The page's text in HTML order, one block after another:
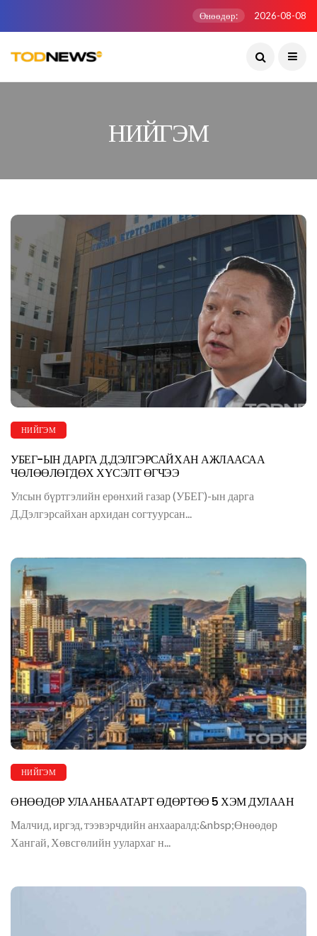
Өнөөдөр: 2026-08-08
НИЙГЭМ
НИЙГЭМ
УБЕГ-ЫН ДАРГА Д.ДЭЛГЭРСАЙХАН АЖЛААСАА
ЧӨЛӨӨЛӨГДӨХ ХҮСЭЛТ ӨГЧЭЭ
Улсын бүртгэлийн ерөнхий газар (УБЕГ)-ын дарга
Д.Дэлгэрсайхан архидан согтуурсан...
НИЙГЭМ
ӨНӨӨДӨР УЛААНБААТАРТ ӨДӨРТӨӨ 5 ХЭМ ДУЛААН
Малчид, иргэд, тээвэрчдийн анхааралд:&nbsp;Өнөөдөр
Хангай, Хөвсгөлийн уулархаг н...